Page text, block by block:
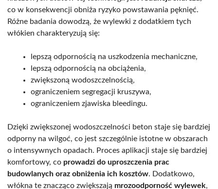
co w konsekwencji obniża ryzyko powstawania pęknięć.
Różne badania dowodzą, że wylewki z dodatkiem tych
włókien charakteryzują się:
lepszą odpornością na uszkodzenia mechaniczne,
lepszą odpornością na obciążenia,
zwiększoną wodoszczelnością,
ograniczeniem segregacji kruszywa,
ograniczeniem zjawiska bleedingu.
Dzięki zwiększonej wodoszczelności beton staje się bardziej
odporny na wilgoć, co jest szczególnie istotne w obszarach
o intensywnych opadach. Proces aplikacji staje się bardziej
komfortowy, co prowadzi do uproszczenia prac
budowlanych oraz obniżenia ich kosztów. Dodatkowo,
włókna te znacząco zwiększają mrozoodporność wylewek,